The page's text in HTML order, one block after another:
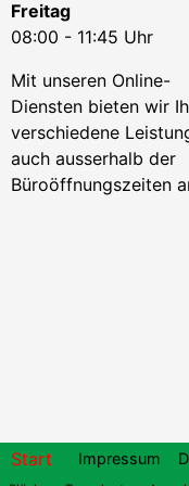
Freitag
08:00 - 11:45 Uhr
Mit unseren Online-
Diensten bieten wir
verschiedene
auch ausserhalb der
Büroöffnungszeiten
Footer
Start Impressum